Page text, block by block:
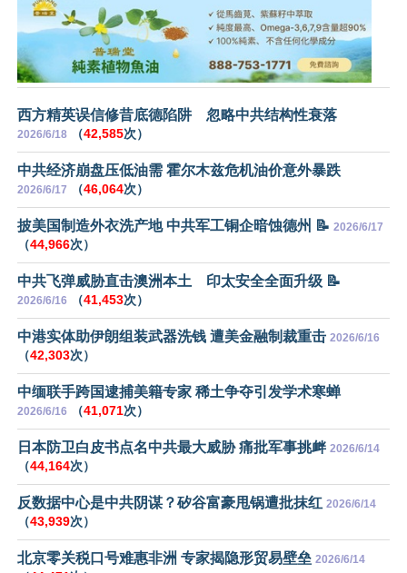
西方精英误信修昔底德陷阱 忽略中共结构性衰落
2026/6/18 （42,585次）
中共经济崩盘压低油需 霍尔木兹危机油价意外暴跌
2026/6/17 （46,064次）
披美国制造外衣洗产地 中共军工铜企暗蚀德州 📝 2026/6/17
（44,966次）
中共飞弹威胁直击澳洲本土 印太安全全面升级 📝
2026/6/16 （41,453次）
中港实体助伊朗组装武器洗钱 遭美金融制裁重击 2026/6/16
（42,303次）
中缅联手跨国逮捕美籍专家 稀土争夺引发学术寒蝉
2026/6/16 （41,071次）
日本防卫白皮书点名中共最大威胁 痛批军事挑衅 2026/6/14
（44,164次）
反数据中心是中共阴谋？矽谷富豪甩锅遭批抹红 2026/6/14
（43,939次）
北京零关税口号难惠非洲 专家揭隐形贸易壁垒 2026/6/14